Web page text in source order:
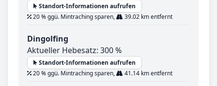
Standort-Informationen aufrufen
20 % ggü. Mintraching sparen,
39.02 km entfernt
Dingolfing
Aktueller Hebesatz: 300 %
Standort-Informationen aufrufen
20 % ggü. Mintraching sparen,
41.14 km entfernt